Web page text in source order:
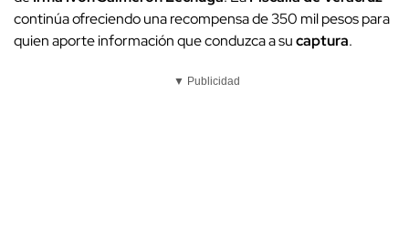
continúa ofreciendo una recompensa de 350 mil pesos para
quien aporte información que conduzca a sucaptura.
▼ Publicidad